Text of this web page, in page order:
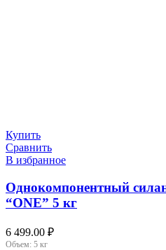
Купить
Сравнить
В избранное
Однокомпонентный
“ONE” 5 кг
6 499.00 ₽
Объем: 5 кг